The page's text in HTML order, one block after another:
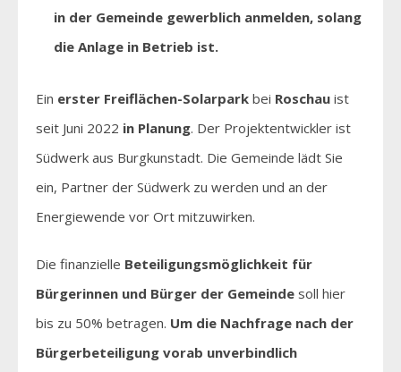
in der Gemeinde gewerblich anmelden, solang
die Anlage in Betrieb ist.
Ein erster Freiflächen-Solarpark bei Roschau ist
seit Juni 2022 in Planung. Der Projektentwickler ist
Südwerk aus Burgkunstadt. Die Gemeinde lädt Sie
ein, Partner der Südwerk zu werden und an der
Energiewende vor Ort mitzuwirken.
Die finanzielle Beteiligungsmöglichkeit für
Bürgerinnen und Bürger der Gemeinde soll hier
bis zu 50% betragen. Um die Nachfrage nach der
Bürgerbeteiligung vorab unverbindlich